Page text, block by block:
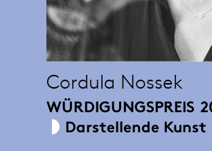
Cordula Nossek
WÜRDIGUNGSPREIS
Darstellende Kunst